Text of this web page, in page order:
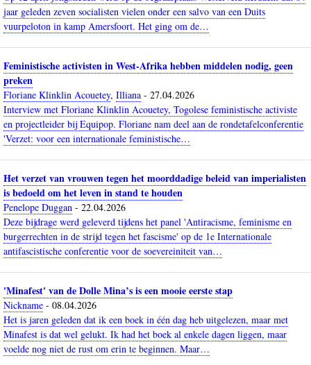
jaar geleden zeven socialisten vielen onder een salvo van een Duits
vuurpeloton in kamp Amersfoort. Het ging om de…
Feministische activisten in West-Afrika hebben middelen nodig, geen
preken
Floriane Klinklin Acouetey, Illiana - 27.04.2026
Interview met Floriane Klinklin Acouetey, Togolese feministische activiste
en projectleider bij Equipop. Floriane nam deel aan de rondetafelconferentie
'Verzet: voor een internationale feministische…
Het verzet van vrouwen tegen het moorddadige beleid van imperialisten
is bedoeld om het leven in stand te houden
Penelope Duggan - 22.04.2026
Deze bijdrage werd geleverd tijdens het panel 'Antiracisme, feminisme en
burgerrechten in de strijd tegen het fascisme' op de 1e Internationale
antifascistische conferentie voor de soevereiniteit van…
'Minafest' van de Dolle Mina’s is een mooie eerste stap
Nickname - 08.04.2026
Het is jaren geleden dat ik een boek in één dag heb uitgelezen, maar met
Minafest is dat wel gelukt. Ik had het boek al enkele dagen liggen, maar
voelde nog niet de rust om erin te beginnen. Maar…